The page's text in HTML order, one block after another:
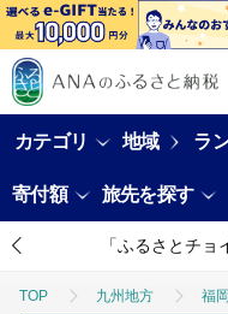
カテゴリ 地域 ラ
寄付額 旅先を探す
「ふるさとチ
TOP 九州地方 福